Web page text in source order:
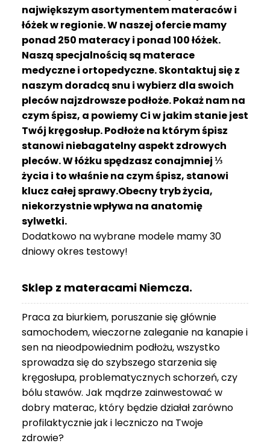
największym asortymentem materaców i
łóżek w regionie. W naszej ofercie mamy
ponad 250 materacy i ponad 100 łóżek.
Naszą specjalnością są materace
medyczne i ortopedyczne. Skontaktuj się z
naszym doradcą snu i wybierz dla swoich
pleców najzdrowsze podłoże. Pokaż nam na
czym śpisz, a powiemy Ci w jakim stanie jest
Twój kręgosłup. Podłoże na którym śpisz
stanowi niebagatelny aspekt zdrowych
pleców. W łóżku spędzasz conajmniej ⅓
życia i to właśnie na czym śpisz, stanowi
klucz całej sprawy.Obecny tryb życia,
niekorzystnie wpływa na anatomię
sylwetki.
Dodatkowo na wybrane modele mamy 30
dniowy okres testowy!
Sklep z materacami Niemcza.
Praca za biurkiem, poruszanie się głównie
samochodem, wieczorne zaleganie na kanapie i
sen na nieodpowiednim podłożu, wszystko
sprowadza się do szybszego starzenia się
kręgosłupa, problematycznych schorzeń, czy
bólu stawów. Jak mądrze zainwestować w
dobry materac, który będzie działał zarówno
profilaktycznie jak i leczniczo na Twoje
zdrowie?